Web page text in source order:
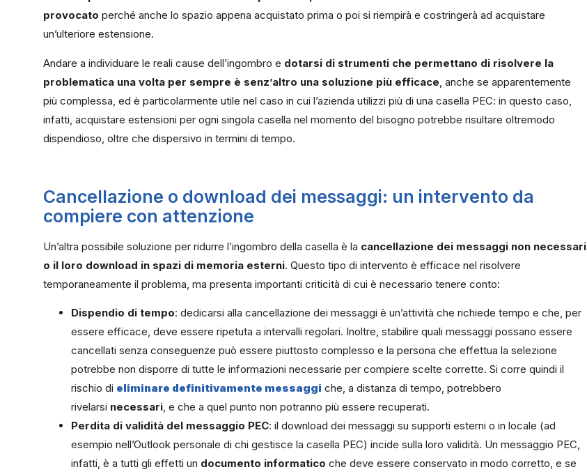
provocato perché anche lo spazio appena acquistato prima o poi si riempirà e costringerà ad acquistare
un’ulteriore estensione.
Andare a individuare le reali cause dell’ingombro e dotarsi di strumenti che permettano di risolvere la
problematica una volta per sempre è senz’altro una soluzione più efficace , anche se apparentemente
più complessa, ed è particolarmente utile nel caso in cui l’azienda utilizzi più di una casella PEC: in questo caso,
infatti, acquistare estensioni per ogni singola casella nel momento del bisogno potrebbe risultare oltremodo
dispendioso, oltre che dispersivo in termini di tempo.
Cancellazione o download dei messaggi: un intervento da
compiere con attenzione
Un’altra possibile soluzione per ridurre l’ingombro della casella è la cancellazione dei messaggi non necessari
o il loro download in spazi di memoria esterni. Questo tipo di intervento è efficace nel risolvere
temporaneamente il problema, ma presenta importanti criticità di cui è necessario tenere conto:
Dispendio di tempo: dedicarsi alla cancellazione dei messaggi è un’attività che richiede tempo e che, per
essere efficace, deve essere ripetuta a intervalli regolari. Inoltre, stabilire quali messaggi possano essere
cancellati senza conseguenze può essere piuttosto complesso e la persona che effettua la selezione
potrebbe non disporre di tutte le informazioni necessarie per compiere scelte corrette. Si corre quindi il
rischio di eliminare definitivamente messaggi che, a distanza di tempo, potrebbero
rivelarsi necessari, e che a quel punto non potranno più essere recuperati.
Perdita di validità del messaggio PEC: il download dei messaggi su supporti esterni o in locale (ad
esempio nell’Outlook personale di chi gestisce la casella PEC) incide sulla loro validità. Un messaggio PEC,
infatti, è a tutti gli effetti un documento informatico che deve essere conservato in modo corretto, e se